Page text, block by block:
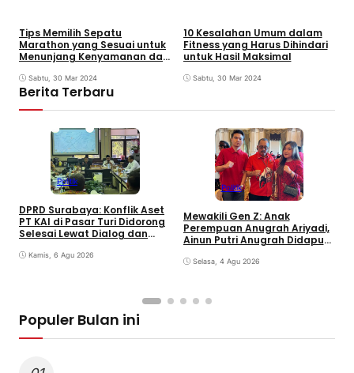
Tips Memilih Sepatu
Marathon yang Sesuai untuk
Menunjang Kenyamanan dan
Sabtu, 30 Mar 2024
10 Kesalahan Umum dalam
Fitness yang Harus Dihindari
untuk Hasil Maksimal
Sabtu, 30 Mar 2024
Berita Terbaru
Politik
DPRD Surabaya: Konflik Aset
PT KAI di Pasar Turi Didorong
Selesai Lewat Dialog dan
Kamis, 6 Agu 2026
Politik
Mewakili Gen Z: Anak
Perempuan Anugrah Ariyadi,
Ainun Putri Anugrah Didapuk
Gubeng Surabaya
Selasa, 4 Agu 2026
Populer Bulan ini